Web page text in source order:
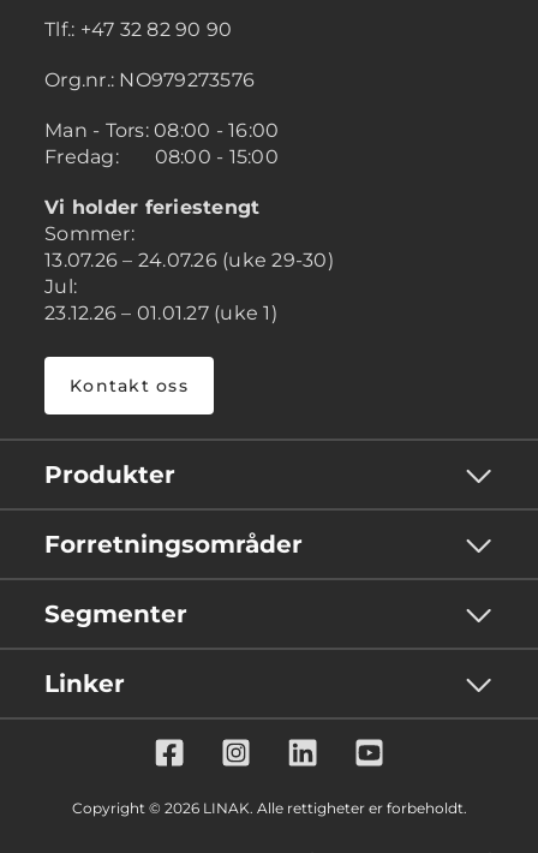
Tlf.: +47 32 82 90 90
Org.nr.: NO979273576
Man - Tors: 08:00 - 16:00
Fredag: 08:00 - 15:00
Vi holder feriestengt
Sommer:
13.07.26 – 24.07.26 (uke 29-30)
Jul:
23.12.26 – 01.01.27 (uke 1)
Kontakt oss
Produkter
Forretningsområder
Segmenter
Linker
Copyright © 2026 LINAK. Alle rettigheter er forbeholdt.